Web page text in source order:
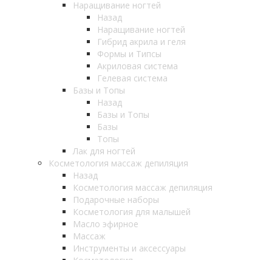
Наращивание ногтей
Назад
Наращивание ногтей
Гибрид акрила и геля
Формы и Типсы
Акриловая система
Гелевая система
Базы и Топы
Назад
Базы и Топы
Базы
Топы
Лак для ногтей
Косметология массаж депиляция
Назад
Косметология массаж депиляция
Подарочные наборы
Косметология для малышей
Масло эфирное
Массаж
Инструменты и аксессуары